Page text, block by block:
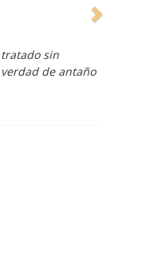
sin
de antaño